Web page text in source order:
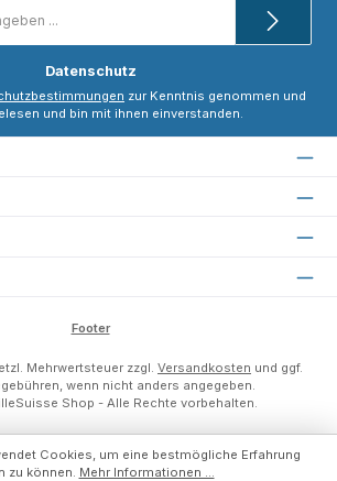
Datenschutz
zur Kenntnis genommen und
und bin mit ihnen einverstanden.
Footer
Mehrwertsteuer zzgl. Versandkosten und ggf.
wenn nicht anders angegeben.
Shop - Alle Rechte vorbehalten.
Cookies, um eine bestmögliche Erfahrung
zu können. Mehr Informationen ...